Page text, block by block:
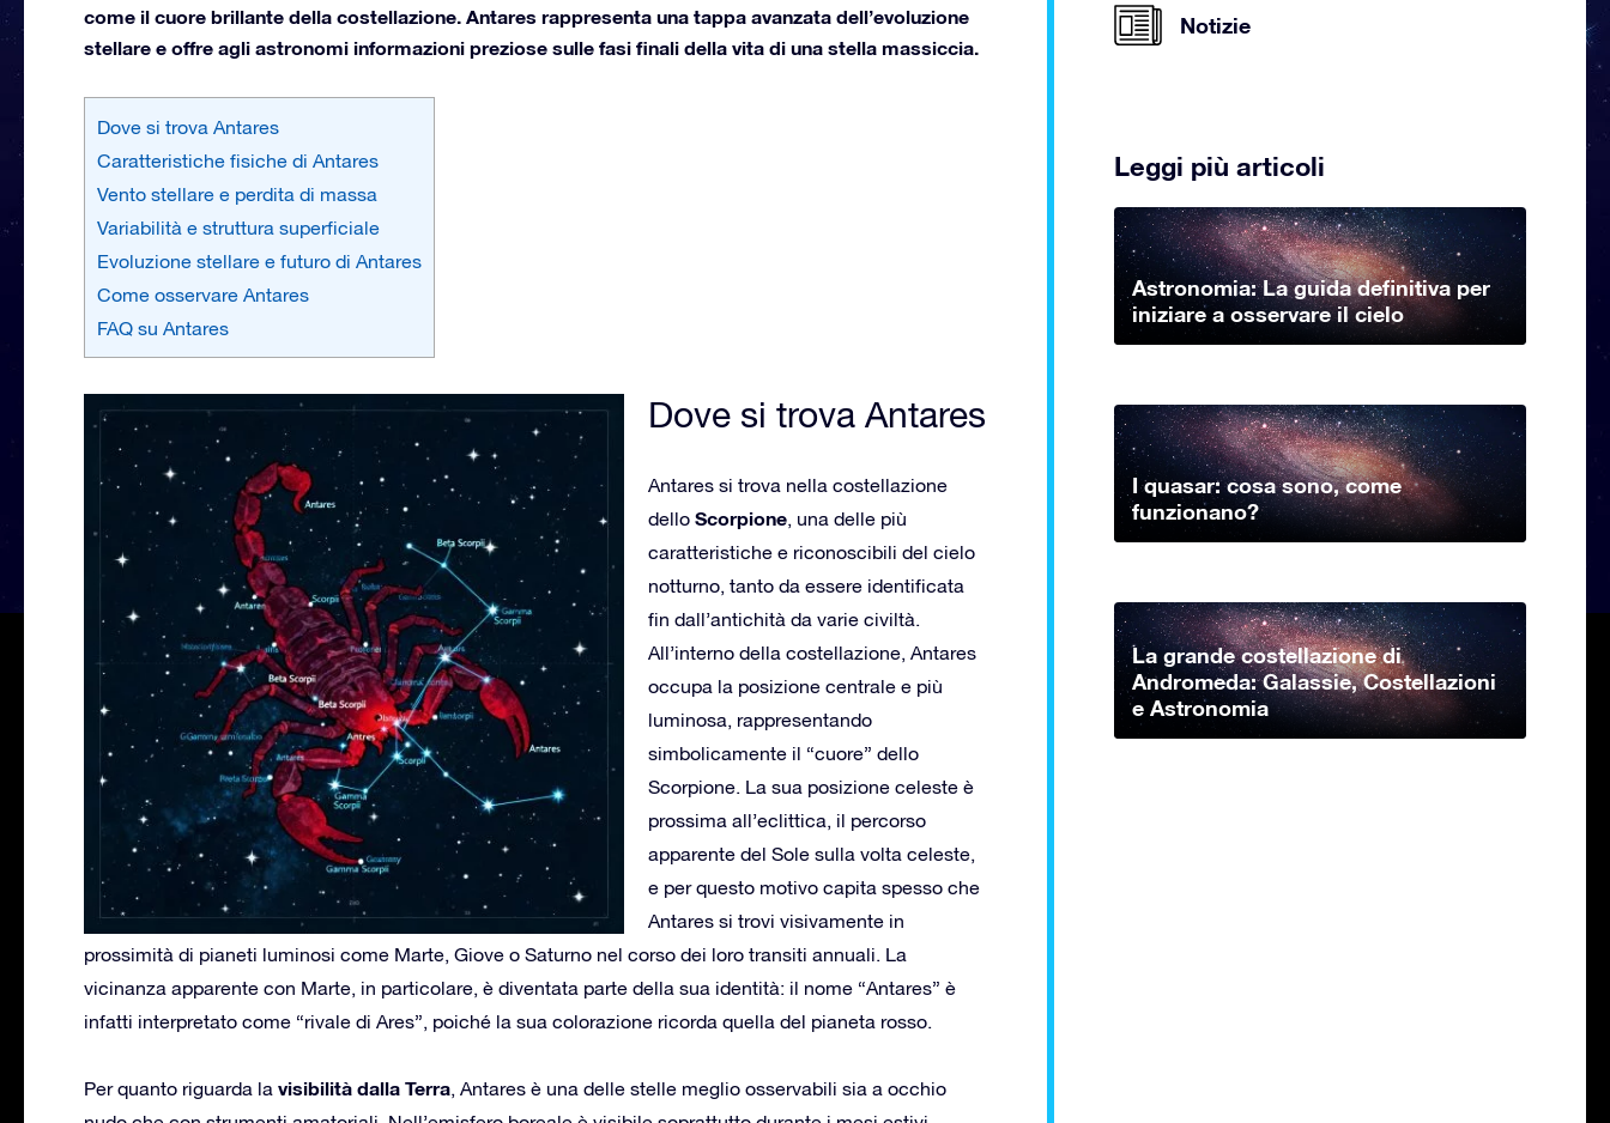
come il cuore brillante della costellazione. Antares rappresenta una tappa avanzata dell’evoluzione
stellare e offre agli astronomi informazioni preziose sulle fasi finali della vita di una stella massiccia.
Dove si trova Antares
Caratteristiche fisiche di Antares
Vento stellare e perdita di massa
Variabilità e struttura superficiale
Evoluzione stellare e futuro di Antares
Come osservare Antares
FAQ su Antares
Dove si trova Antares
Antares si trova nella costellazione
dello Scorpione, una delle più
caratteristiche e riconoscibili del cielo
notturno, tanto da essere identificata
fin dall’antichità da varie civiltà.
All’interno della costellazione, Antares
occupa la posizione centrale e più
luminosa, rappresentando
simbolicamente il “cuore” dello
Scorpione. La sua posizione celeste è
prossima all’eclittica, il percorso
apparente del Sole sulla volta celeste,
e per questo motivo capita spesso che
Antares si trovi visivamente in
prossimità di pianeti luminosi come Marte, Giove o Saturno nel corso dei loro transiti annuali. La
vicinanza apparente con Marte, in particolare, è diventata parte della sua identità: il nome “Antares” è
infatti interpretato come “rivale di Ares”, poiché la sua colorazione ricorda quella del pianeta rosso.
Per quanto riguarda la visibilità dalla Terra, Antares è una delle stelle meglio osservabili sia a occhio
Notizie
Leggi più articoli
Astronomia: La guida definitiva per
iniziare a osservare il cielo
I quasar: cosa sono, come
funzionano?
La grande costellazione di
Andromeda: Galassie, Costellazioni
e Astronomia